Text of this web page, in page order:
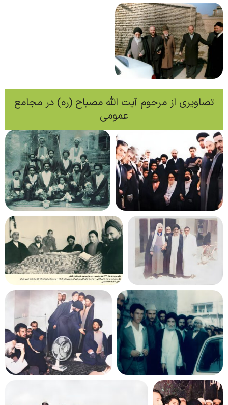
تصاویری از مرحوم آیت الله مصباح (ره) در مجامع
عمومی